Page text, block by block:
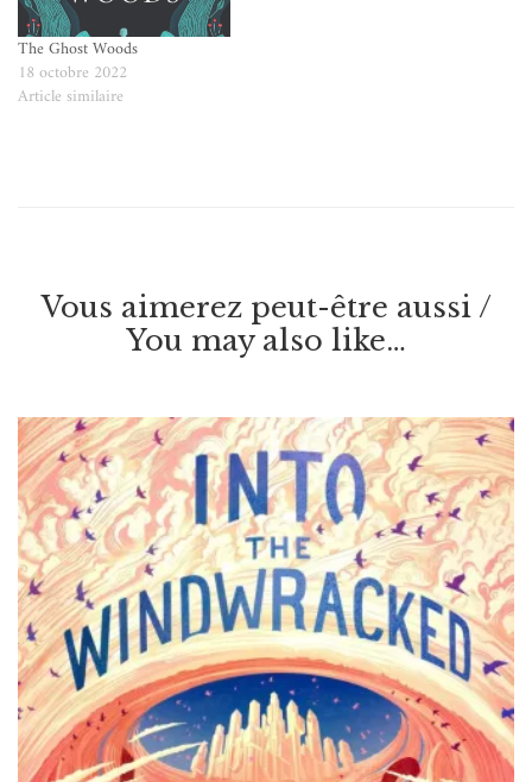
The Ghost Woods
18 octobre 2022
Article similaire
Vous aimerez peut-être aussi /
You may also like…